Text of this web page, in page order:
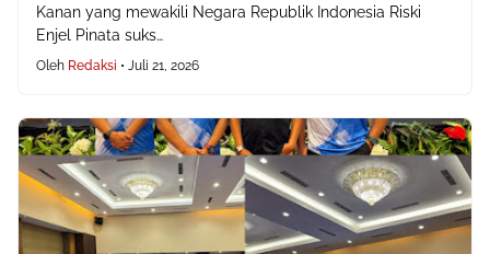
Kanan yang mewakili Negara Republik Indonesia Riski
Enjel Pinata suks…
Oleh Redaksi • Juli 21, 2026